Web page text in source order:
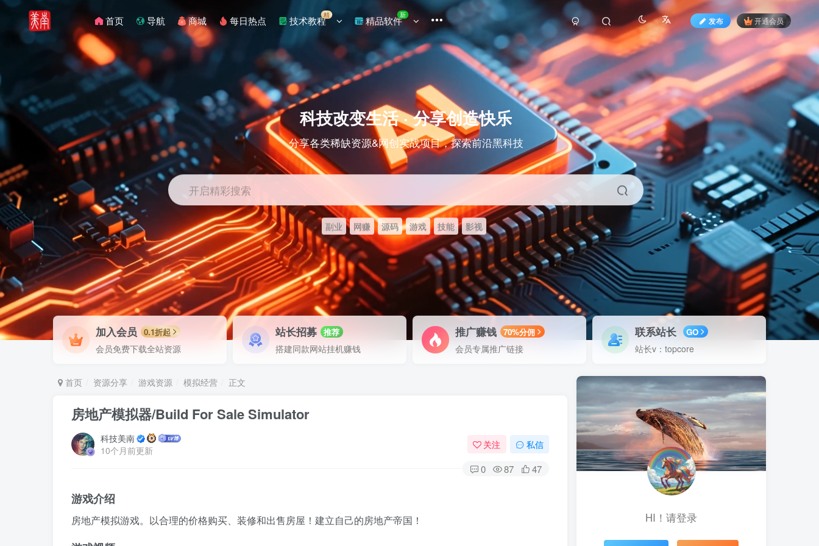
首页 导航 商城 每日热点 技术教程精 精品软件新
发布 开通会员
科技改变生活 · 分享创造快乐
分享各类稀缺资源&网创实战项目，探索前沿黑科技
开启精彩搜索
副业 网赚 源码 游戏 技能 影视
加入会员 0.1折起
会员免费下载全站资源
站长招募 推荐
搭建同款网站挂机赚钱
推广赚钱 70%分佣
会员专属推广链接
联系站长 GO
站长v：topcore
首页 资源分享 游戏资源 模拟经营 正文
房地产模拟器/Build For Sale Simulator
科技美南
10个月前更新
关注 私信
0 87 47
游戏介绍
房地产模拟游戏。以合理的价格购买、装修和出售房屋！建立自己的房地产帝国！ HI！请登录